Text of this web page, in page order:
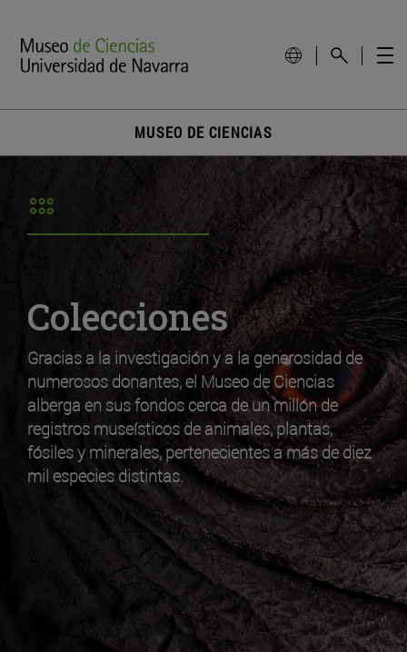
MUSEO DE CIENCIAS
Colecciones
Gracias a la investigación y a la generosidad de
numerosos donantes, el Museo de Ciencias
alberga en sus fondos cerca de un millón de
registros museísticos de animales, plantas,
fósiles y minerales, pertenecientes a más de diez
mil especies distintas.